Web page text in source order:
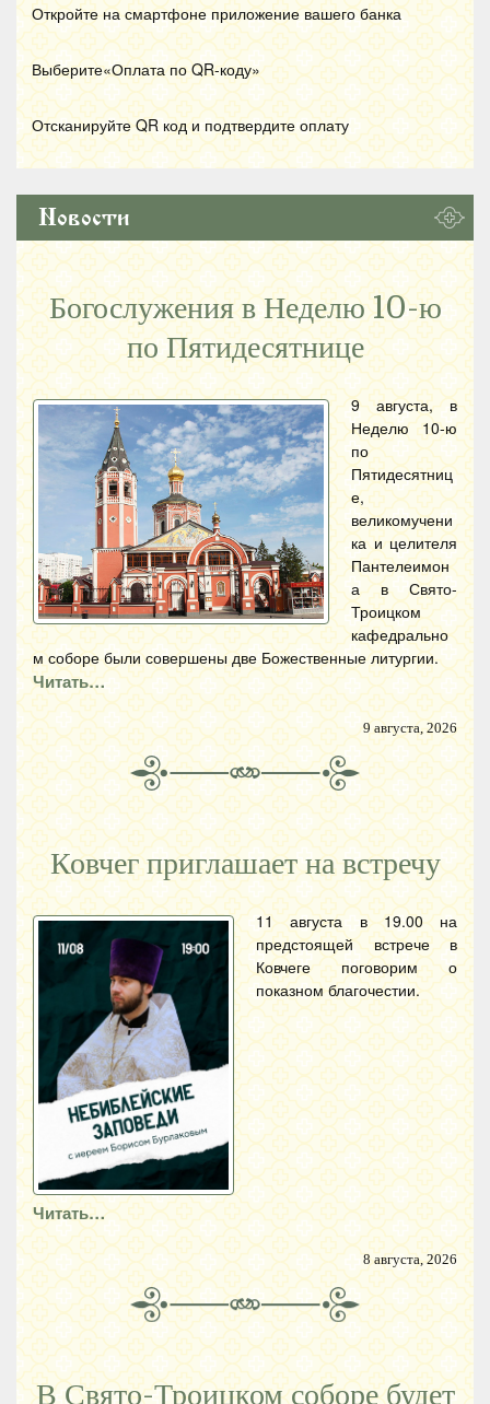
Откройте на смартфоне приложение вашего банка
Выберите«Оплата по QR-коду»
Отсканируйте QR код и подтвердите оплату
Новости
Богослужения в Неделю 10-ю
по Пятидесятнице
9 августа, в
Неделю 10-ю
по
Пятидесятниц
е,
великомучени
ка и целителя
Пантелеимон
а в Свято-
Троицком
кафедрально
м соборе были совершены две Божественные литургии.
Читать…
9 августа, 2026
Ковчег приглашает на встречу
11 августа в 19.00 на
предстоящей встрече в
Ковчеге поговорим о
показном благочестии.
Читать…
8 августа, 2026
В Свято-Троицком соборе будет